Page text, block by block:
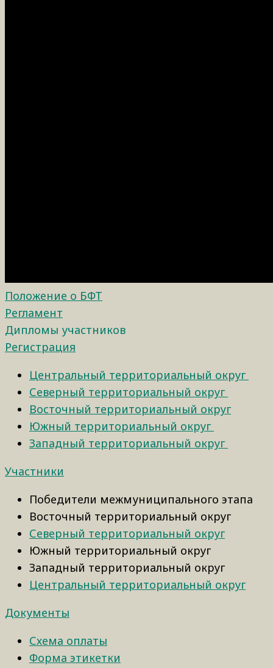
Положение о БФТ
Регламент
Дипломы участников
Регистрация
Центральный территориальный округ
Северный территориальный округ
Восточный территориальный округ
Южный территориальный округ
Западный территориальный округ
Участники
Победители межмуниципального этапа
Восточный территориальный округ
Северный территориальный округ
Южный территориальный округ
Западный территориальный округ
Центральный территориальный округ
Документы
Схема оплаты
Форма этикетки